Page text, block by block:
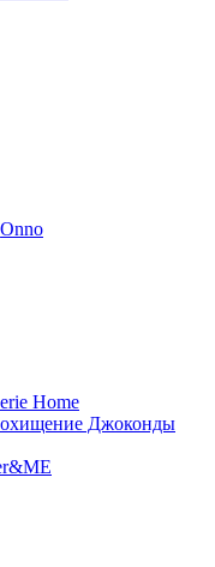
Onno
Home
Джоконды